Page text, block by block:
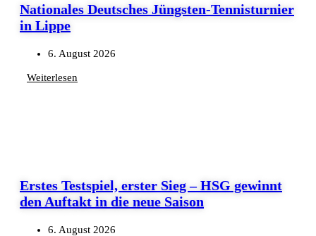
Nationales Deutsches Jüngsten-Tennisturnier
in Lippe
6. August 2026
Weiterlesen
Erstes Testspiel, erster Sieg – HSG gewinnt
den Auftakt in die neue Saison
6. August 2026